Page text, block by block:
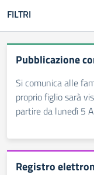
FILTRI
Pubblicazione
Si comunica alle
proprio figlio sarà
partire da lunedì 5
Registro